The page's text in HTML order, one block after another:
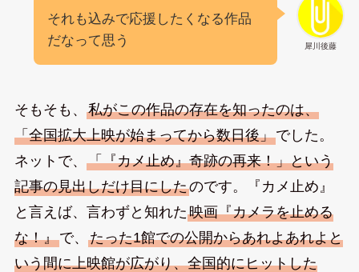
犀川後藤
それも込みで応援したくなる作品
だなって思う
そもそも、 私がこの作品の存在を知ったのは、
「全国拡大上映が始まってから数日後」でした。
ネットで、 「『カメ止め』奇跡の再来！」という
記事の見出しだけ目にしたのです。『カメ止め』
と言えば、言わずと知れた映画『カメラを止める
な！』で、 たった1館での公開からあれよあれよと
いう間に上映館が広がり、全国的にヒットした